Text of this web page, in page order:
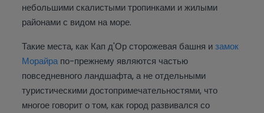
небольшими скалистыми тропинками и жилыми
районами с видом на море.
Такие места, как Кап д'Ор сторожевая башня изамок
Морайрапо-прежнему являются частью
повседневного ландшафта, а не отдельными
туристическими достопримечательностями, что
многое говорит о том, как город развивался со